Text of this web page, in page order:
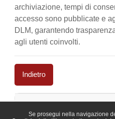
Se prosegui nella navigazione
archiviazione, tempi di
accesso sono pubblicate e
DLM, garantendo
agli utenti coinvolti.
Indietro
Blocchi